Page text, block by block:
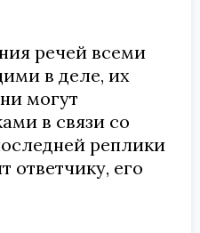
речей всеми
в деле, их
могут
в связи со
реплики
ответчику, его